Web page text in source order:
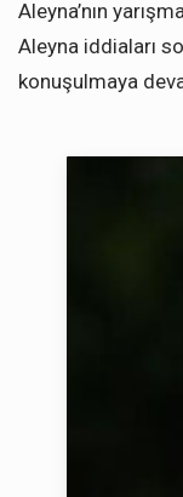
Aleyna’nın
Aleyna iddiaları
konuşulmaya